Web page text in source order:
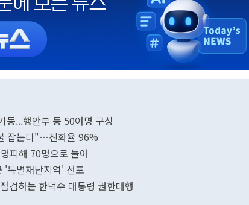
동...행안부 등 50여명 구성
잡는다"…진화율 96%
피해 70명으로 늘어
'특별재난지역' 선포
검하는 한덕수 대통령 권한대행